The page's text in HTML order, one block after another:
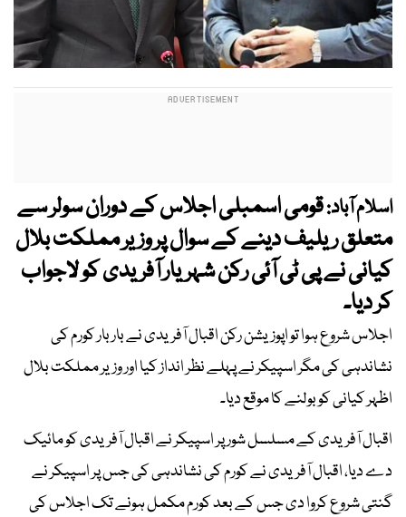
اسلام آباد:قومی اسمبلی اجلاس کے دوران سولر سے
متعلق ریلیف دینے کے سوال پر وزیر مملکت بلال
کیانی نے پی ٹی آئی رکن شہریار آفریدی کو لاجواب
کر دیا۔
اجلاس شروع ہوا تو اپوزیشن رکن اقبال آفریدی نے بار بار کورم کی
نشاندہی کی مگر اسپیکر نے پہلے نظر انداز کیا اور وزیر مملکت بلال
اظہر کیانی کو بولنے کا موقع دیا۔
اقبال آفریدی کے مسلسل شور پر اسپیکر نے اقبال آفریدی کو مائیک
دے دیا، اقبال آفریدی نے کورم کی نشاندہی کی جس پر اسپیکر نے
گنتی شروع کروا دی جس کے بعد کورم مکمل ہونے تک اجلاس کی